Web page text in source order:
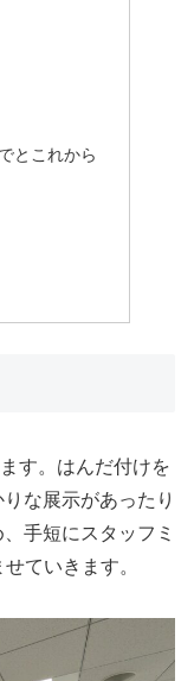
とこれから
す。はんだ付けを
な展示があったり
手短にスタッフミ
ていきます。